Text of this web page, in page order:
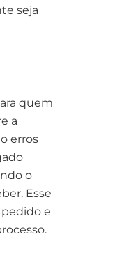
seja
quem
a
erros
o
Esse
e